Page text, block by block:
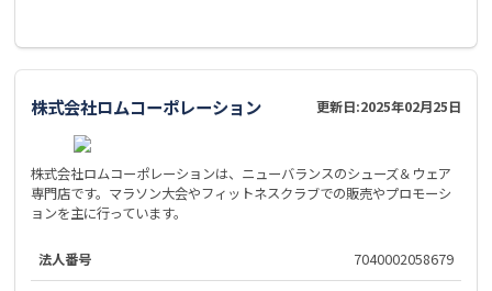
株式会社ロムコーポレーション 更新日:2025年02月25日
株式会社ロムコーポレーションは、ニューバランスのシューズ＆ウェア
専門店です。マラソン大会やフィットネスクラブでの販売やプロモーシ
ョンを主に行っています。
法人番号 7040002058679